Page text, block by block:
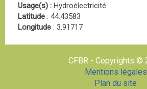
Usage(s) : Hydroélectricité
Latitude : 44.43583
Longitude : 3.91717
CFBR - Copyrights ©
Mentions légales
Plan du site